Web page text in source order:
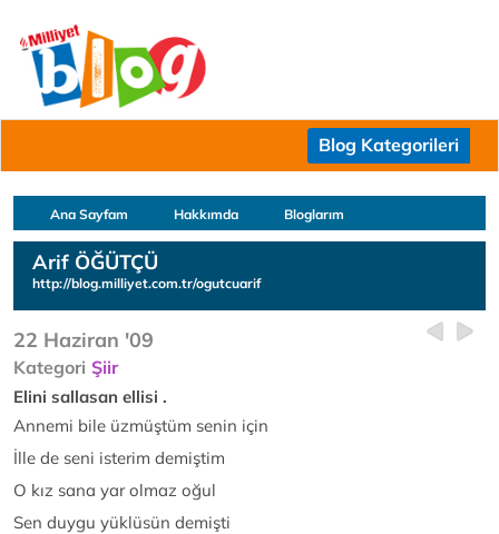
Blog Kategorileri
Ana Sayfam Hakkımda Bloglarım
Arif ÖĞÜTÇÜ
http://blog.milliyet.com.tr/ogutcuarif
22 Haziran '09
Kategori Şiir
Elini sallasan ellisi .
Annemi bile üzmüştüm senin için
İlle de seni isterim demiştim
O kız sana yar olmaz oğul
Sen duygu yüklüsün demişti